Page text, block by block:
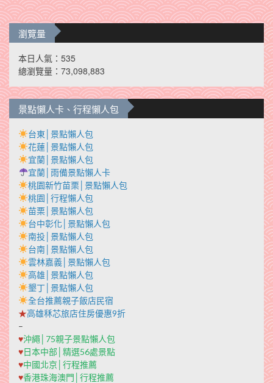
瀏覽量
本日人氣：535
總瀏覽量：73,098,883
景點懶人卡、行程懶人包
台東│景點懶人包
花蓮│景點懶人包
宜蘭│景點懶人包
宜蘭│雨備景點懶人卡
桃園新竹苗栗│景點懶人包
桃園│行程懶人包
苗栗│景點懶人包
台中彰化│景點懶人包
南投│景點懶人包
台南│景點懶人包
雲林嘉義│景點懶人包
高雄│景點懶人包
墾丁│景點懶人包
全台推薦親子飯店民宿
★高雄秝芯旅店住房優惠9折
–
♥沖繩│75親子景點懶人包
♥日本中部│精選56處景點
♥中國北京│行程推薦
♥香港珠海澳門│行程推薦